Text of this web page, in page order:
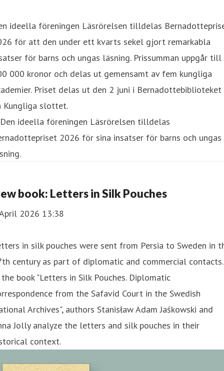
ideella föreningen Läsrörelsen tilldelas
för att den under ett kvarts sekel gjort remarkabla
för barns och ungas läsning. Prissumman uppgår till
000 kronor och delas ut gemensamt av fem kungliga
Priset delas ut den 2 juni i Bernadottebiblioteket
Kungliga slottet.
book: Letters in Silk Pouches
2026 13:38
in silk pouches were sent from Persia to Sweden in
century as part of diplomatic and commercial contacts.
book "Letters in Silk Pouches. Diplomatic
from the Safavid Court in the Swedish
Archives", authors Stanisław Adam Jaśkowski and
Jolly analyze the letters and silk pouches in their
context.